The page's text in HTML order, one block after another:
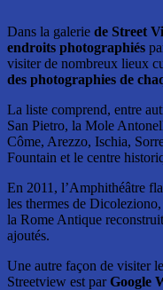
Dans la galerie de Street
endroits photographiés
visiter de nombreux lieux
des photographies de
La liste comprend, entre
San Pietro, la Mole
Côme, Arezzo, Ischia,
Fountain et le centre
En 2011, l’Amphithéâtre
les thermes de
la Rome Antique
ajoutés.
Une autre façon de visiter
Streetview est parGoogle